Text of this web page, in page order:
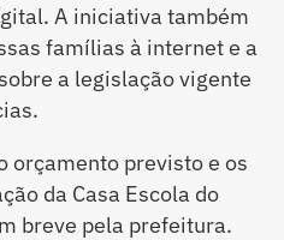
A iniciativa também
famílias à internet e a
a legislação vigente
orçamento previsto e os
da Casa Escola do
breve pela prefeitura.